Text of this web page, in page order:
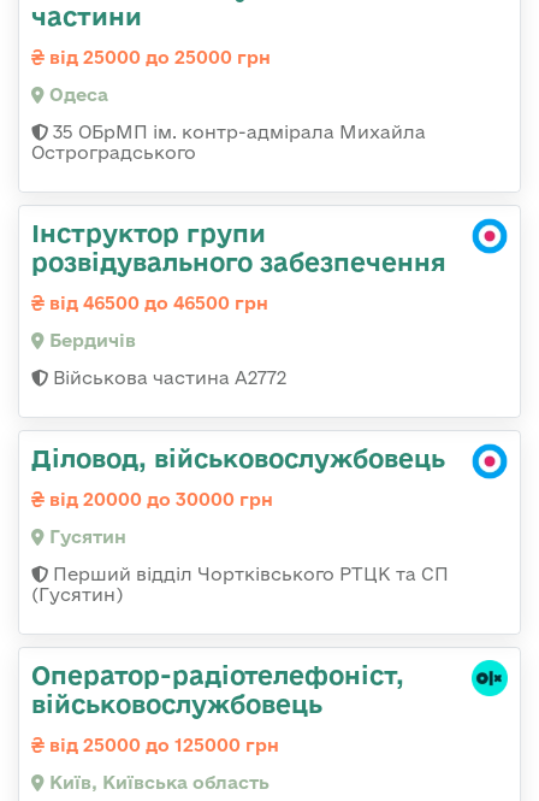
частини
від 25000 до 25000 грн
Одеса
35 ОБрМП ім. контр-адмірала Михайла
Остроградського
Інструктор групи
розвідувального забезпечення
від 46500 до 46500 грн
Бердичів
Військова частина А2772
Діловод, військовослужбовець
від 20000 до 30000 грн
Гусятин
Перший відділ Чортківського РТЦК та СП
(Гусятин)
Оператор-радіотелефоніст,
військовослужбовець
від 25000 до 125000 грн
Київ, Київська область